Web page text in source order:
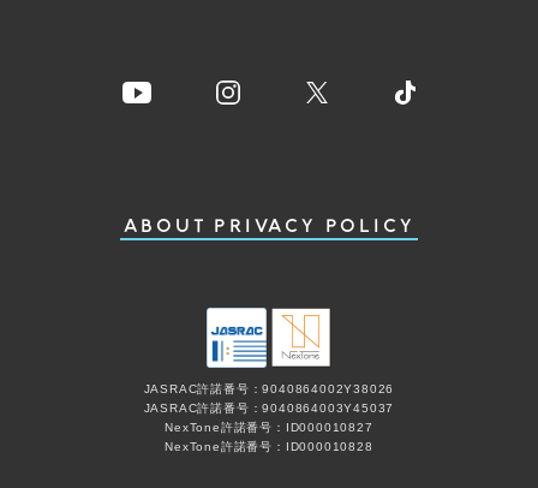
ABOUT PRIVACY POLICY
JASRAC許諾番号：9040864002Y38026
JASRAC許諾番号：9040864003Y45037
NexTone許諾番号：ID000010827
NexTone許諾番号：ID000010828